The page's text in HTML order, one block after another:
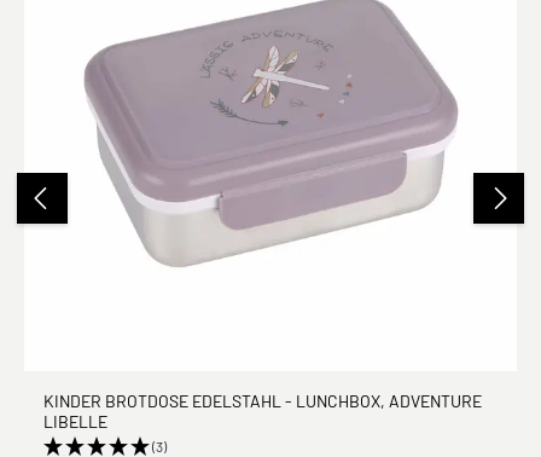
KINDER BROTDOSE EDELSTAHL - LUNCHBOX, ADVENTURE
LIBELLE
(3)